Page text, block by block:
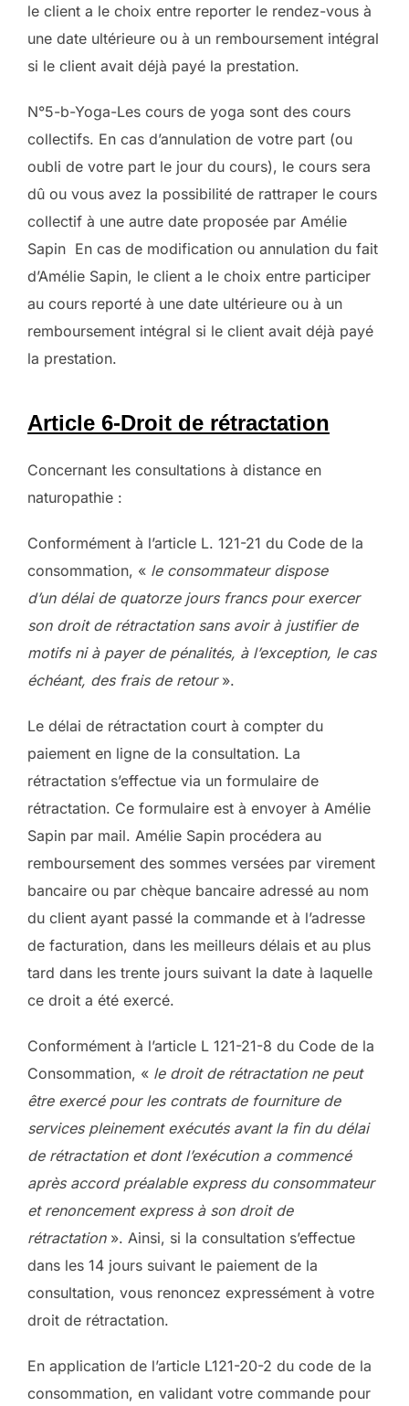
le client a le choix entre reporter le rendez-vous à
une date ultérieure ou à un remboursement intégral
si le client avait déjà payé la prestation.
N°5-b-Yoga-Les cours de yoga sont des cours
collectifs. En cas d’annulation de votre part (ou
oubli de votre part le jour du cours), le cours sera
dû ou vous avez la possibilité de rattraper le cours
collectif à une autre date proposée par Amélie
Sapin En cas de modification ou annulation du fait
d’Amélie Sapin, le client a le choix entre participer
au cours reporté à une date ultérieure ou à un
remboursement intégral si le client avait déjà payé
la prestation.
Article 6-Droit de rétractation
Concernant les consultations à distance en
naturopathie :
Conformément à l’article L. 121-21 du Code de la
consommation, « le consommateur dispose
d’un délai de quatorze jours francs pour exercer
son droit de rétractation sans avoir à justifier de
motifs ni à payer de pénalités, à l’exception, le cas
échéant, des frais de retour».
Le délai de rétractation court à compter du
paiement en ligne de la consultation. La
rétractation s’effectue via un formulaire de
rétractation. Ce formulaire est à envoyer à Amélie
Sapin par mail. Amélie Sapin procédera au
remboursement des sommes versées par virement
bancaire ou par chèque bancaire adressé au nom
du client ayant passé la commande et à l’adresse
de facturation, dans les meilleurs délais et au plus
tard dans les trente jours suivant la date à laquelle
ce droit a été exercé.
Conformément à l’article L 121-21-8 du Code de la
Consommation, « le droit de rétractation ne peut
être exercé pour les contrats de fourniture de
services pleinement exécutés avant la fin du délai
de rétractation et dont l’exécution a commencé
après accord préalable express du consommateur
et renoncement express à son droit de
rétractation». Ainsi, si la consultation s’effectue
dans les 14 jours suivant le paiement de la
consultation, vous renoncez expressément à votre
droit de rétractation.
En application de l’article L121-20-2 du code de la
consommation, en validant votre commande pour